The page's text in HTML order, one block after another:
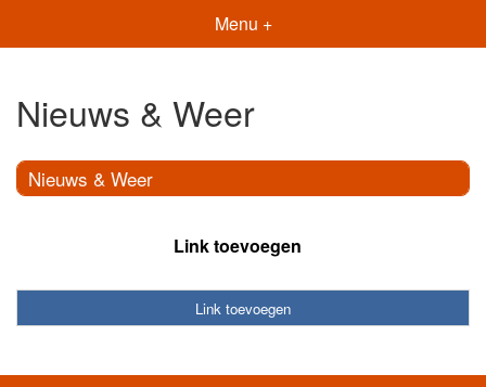
Menu +
Nieuws & Weer
Nieuws & Weer
Link toevoegen
Link toevoegen